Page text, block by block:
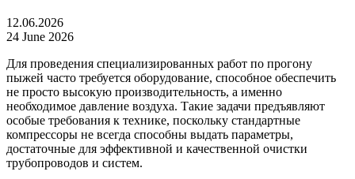
12.06.2026
24 June 2026
Для проведения специализированных работ по прогону
пыжей часто требуется оборудование, способное обеспечить
не просто высокую производительность, а именно
необходимое давление воздуха. Такие задачи предъявляют
особые требования к технике, поскольку стандартные
компрессоры не всегда способны выдать параметры,
достаточные для эффективной и качественной очистки
трубопроводов и систем.